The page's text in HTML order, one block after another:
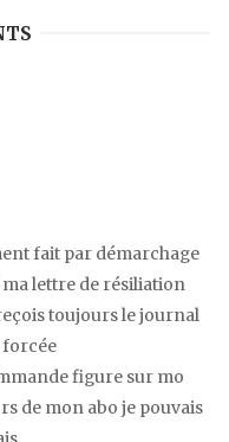
fait par démarchage
ma lettre de résiliation
toujours le journal
forcée
figure sur mo
de mon abo je pouvais